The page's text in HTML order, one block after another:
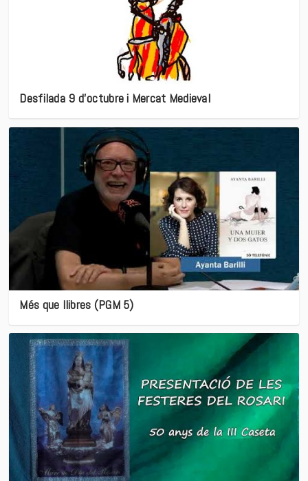
Desfilada 9 d’octubre i Mercat Medieval
Més que llibres (PGM 5)